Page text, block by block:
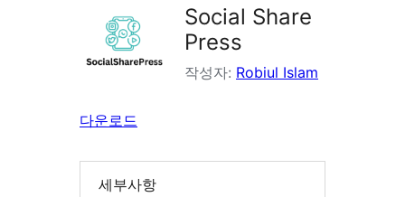
Social Share
Press
작성자: Robiul Islam
다운로드
세부사항